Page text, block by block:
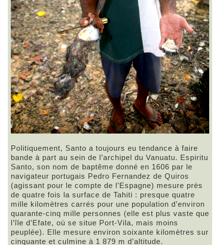
Politiquement, Santo a toujours eu tendance à faire
bande à part au sein de l’archipel du Vanuatu. Espiritu
Santo, son nom de baptême donné en 1606 par le
navigateur portugais Pedro Fernandez de Quiros
(agissant pour le compte de l’Espagne) mesure près
de quatre fois la surface de Tahiti : presque quatre
mille kilomètres carrés pour une population d’environ
quarante-cinq mille personnes (elle est plus vaste que
l’île d’Efate, où se situe Port-Vila, mais moins
peuplée). Elle mesure environ soixante kilomètres sur
cinquante et culmine à 1 879 m d’altitude.